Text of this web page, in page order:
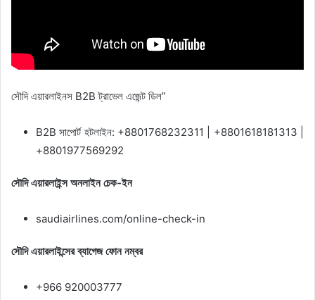
সৌদি এয়ারলাইনস B2B ট্রাভেল এজেন্ট ডিল”
B2B সাপোর্ট হটলাইন: +8801768232311 | +8801618181313 |
+8801977569292
সৌদি এয়ারলাইন্স অনলাইন চেক-ইন
saudiairlines.com/online-check-in
সৌদি এয়ারলাইন্সের ব্যাগেজ ফোন নম্বর
+966 920003777